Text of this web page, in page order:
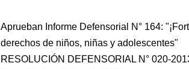
Aprueban Informe Defensorial N° 164:
derechos de niños, niñas y adolescentes"
RESOLUCIÓN DEFENSORIAL N° 020-